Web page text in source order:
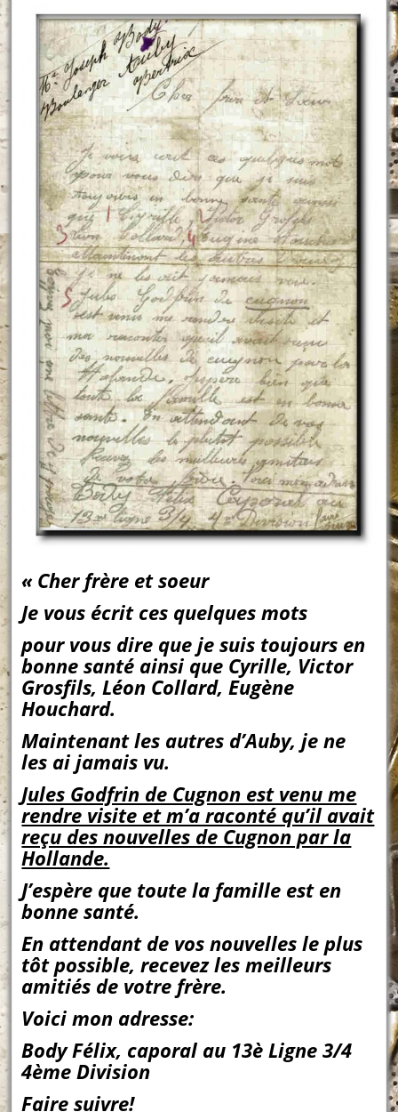
« Cher frère et soeur
Je vous écrit ces quelques mots
pour vous dire que je suis toujours en
bonne santé ainsi que Cyrille, Victor
Grosfils, Léon Collard, Eugène
Houchard.
Maintenant les autres d’Auby, je ne
les ai jamais vu.
Jules Godfrin de Cugnon est venu me
rendre visite et m’a raconté qu’il avait
reçu des nouvelles de Cugnon par la
Hollande.
J’espère que toute la famille est en
bonne santé.
En attendant de vos nouvelles le plus
tôt possible, recevez les meilleurs
amitiés de votre frère.
Voici mon adresse:
Body Félix, caporal au 13è Ligne 3/4
4ème Division
Faire suivre!